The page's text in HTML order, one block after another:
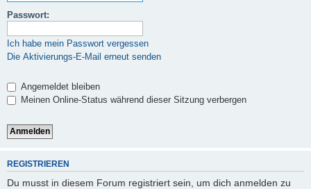
Passwort:
Ich habe mein Passwort vergessen
Die Aktivierungs-E-Mail erneut senden
Angemeldet bleiben
Meinen Online-Status während dieser Sitzung verbergen
REGISTRIEREN
Du musst in diesem Forum registriert sein, um dich anmelden zu